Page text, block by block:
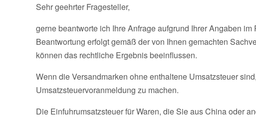
Sehr geehrter Fragesteller,
gerne beantworte ich Ihre Anfrage aufgrund Ihrer Angaben
Beantwortung erfolgt gemäß der von Ihnen gemachten
können das rechtliche Ergebnis beeinflussen.
Wenn die Versandmarken ohne enthaltene Umsatzsteuer
Umsatzsteuervoranmeldung zu machen.
Die Einfuhrumsatzsteuer für Waren, die Sie aus China oder